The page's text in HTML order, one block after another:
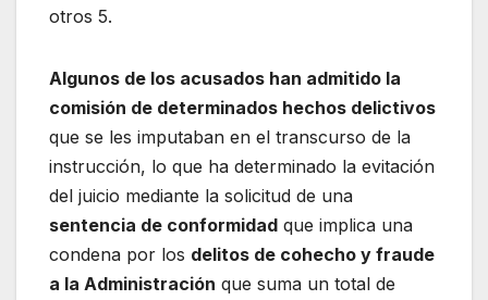
otros 5.
Algunos de los acusados ​​han admitido la
comisión de determinados hechos delictivos
que se les imputaban en el transcurso de la
instrucción, lo que ha determinado la evitación
del juicio mediante la solicitud de una
sentencia de conformidad que implica una
condena por los delitos de cohecho y fraude
a la Administración que suma un total de